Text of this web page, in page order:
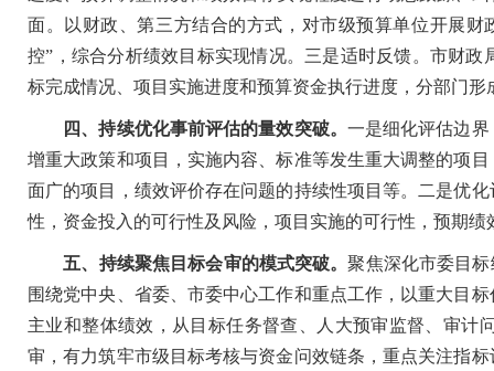
面。以财政、第三方结合的方式，对市级预算单位开展
控”，综合分析绩效目标实现情况。三是适时反馈。市财
标完成情况、项目实施进度和预算资金执行进度，分部门
四、持续优化事前评估的量效突破。 一是细化评估边
增重大政策和项目，实施内容、标准等发生重大调整的项
面广的项目，绩效评价存在问题的持续性项目等。二是优
性，资金投入的可行性及风险，项目实施的可行性，预期
五、持续聚焦目标会审的模式突破。聚焦深化市委目
围绕党中央、省委、市委中心工作和重点工作，以重大目
主业和整体绩效，从目标任务督查、人大预审监督、审计
审，有力筑牢市级目标考核与资金问效链条，重点关注指